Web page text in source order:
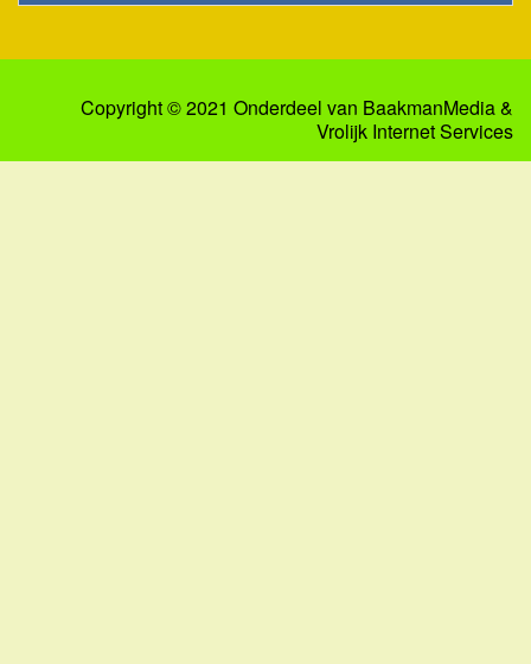
Copyright © 2021 Onderdeel van BaakmanMedia&
Vrolijk Internet Services